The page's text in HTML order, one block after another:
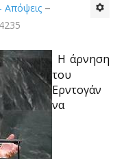
Απόψεις
Η άρνηση
του
Ερντογάν
να